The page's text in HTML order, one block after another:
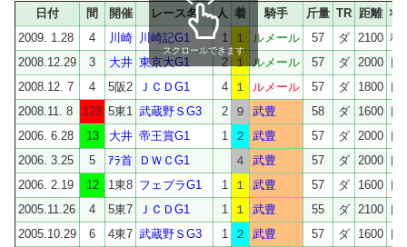
日付 間 開催 レース名 人 着 騎手 斤量 TR 距離 状
2009. 1.28
4 川崎 川崎記G1 1 １ ルメール 57 ダ 2100 稍
2008.12.29
3 大井 東京大G1 2 １ ルメール 57 ダ 2000 良
2008.12. 7
4 5阪2 ＪＣＤG1 4 １ ルメール 57 ダ 1800 良
2008.11. 8
123 5東1 武蔵野ＳG3 2 ９ 武豊 58 ダ 1600 良
2006. 6.28
13 大井 帝王賞G1 1 ２ 武豊 57 ダ 2000 良
2006. 3.25
5 ｱﾗ首 ＤＷＣG1 ４ 武豊 57 ダ 2000 良
2006. 2.19
12 1東8 フェブラG1 1 １ 武豊 57 ダ 1600 良
2005.11.26
4 5東7 ＪＣＤG1 1 １ 武豊 55 ダ 2100 良
2005.10.29
6 4東7 武蔵野ＳG3 1 ２ 武豊 57 ダ 1600 良
スクロールできます